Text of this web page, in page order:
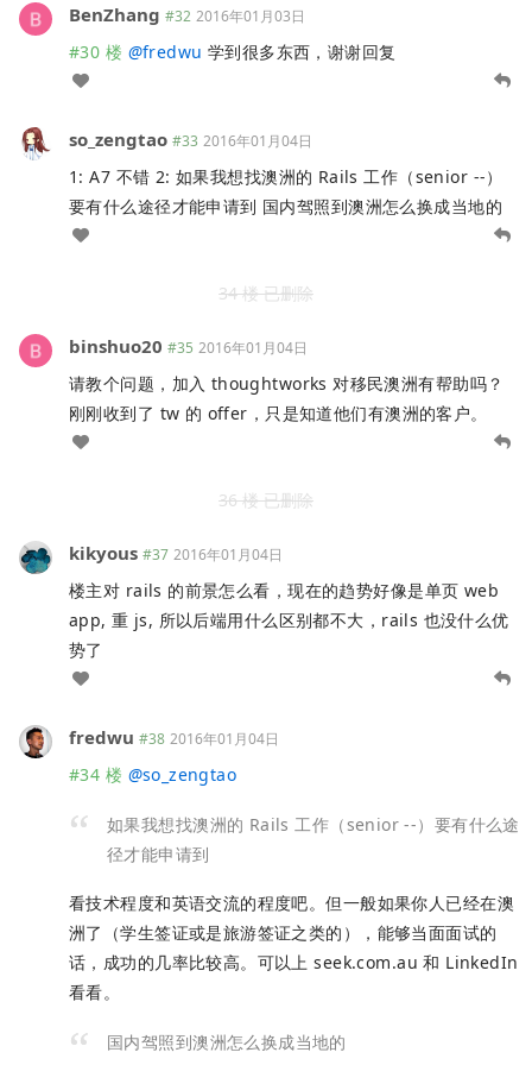
BenZhang #32 2016年01月03日
#30 楼 @fredwu 学到很多东西，谢谢回复
so_zengtao #33 2016年01月04日
1: A7 不错 2: 如果我想找澳洲的 Rails 工作（senior --）
要有什么途径才能申请到 国内驾照到澳洲怎么换成当地的
34 楼 已删除
binshuo20 #35 2016年01月04日
请教个问题，加入 thoughtworks 对移民澳洲有帮助吗？
刚刚收到了 tw 的 offer，只是知道他们有澳洲的客户。
36 楼 已删除
kikyous #37 2016年01月04日
楼主对 rails 的前景怎么看，现在的趋势好像是单页 web
app, 重 js, 所以后端用什么区别都不大，rails 也没什么优
势了
fredwu #38 2016年01月04日
#34 楼 @so_zengtao
如果我想找澳洲的 Rails 工作（senior --）要有什么途
径才能申请到
看技术程度和英语交流的程度吧。但一般如果你人已经在澳
洲了（学生签证或是旅游签证之类的），能够当面面试的
话，成功的几率比较高。可以上 seek.com.au 和 LinkedIn
看看。
国内驾照到澳洲怎么换成当地的